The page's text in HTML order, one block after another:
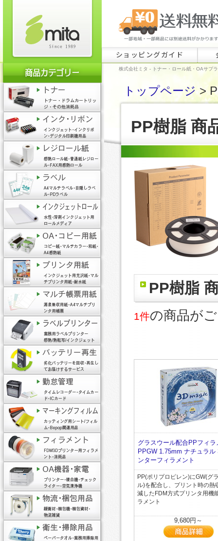
ショッピングガイド
株式会社ミタ - トナー・ロール紙・OAサプ
トップページ>
PP樹脂 商
PP樹脂
1件の商品が
グラスウール配合PPフィラ
PPGW 1.75mm ナチュラル
ンターフィラメント
PP(ポリプロピレン)にGW(グ
ル)を配合し、プリント時の熱
減したFDM方式プリンタ用機
ラメント
9,680円～